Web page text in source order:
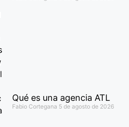
Qué es una agencia ATL
Fabio Cortegana 5 de agosto de 2026